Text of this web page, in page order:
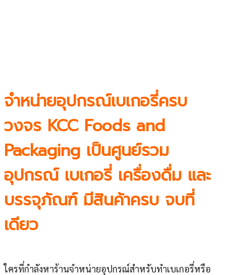
จำหน่ายอุปกรณ์เบเกอรี่ครบ
วงจร KCC Foods and
Packaging เป็นศูนย์รวม
อุปกรณ์ เบเกอรี่ เครื่องดื่ม และ
บรรจุภัณฑ์ มีสินค้าครบ จบที่
เดียว
ใครที่กำลังหาร้านจำหน่ายอุปกรณ์สำหรับทำเบเกอรี่หรือ